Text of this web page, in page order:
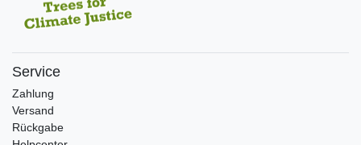
Service
Zahlung
Versand
Rückgabe